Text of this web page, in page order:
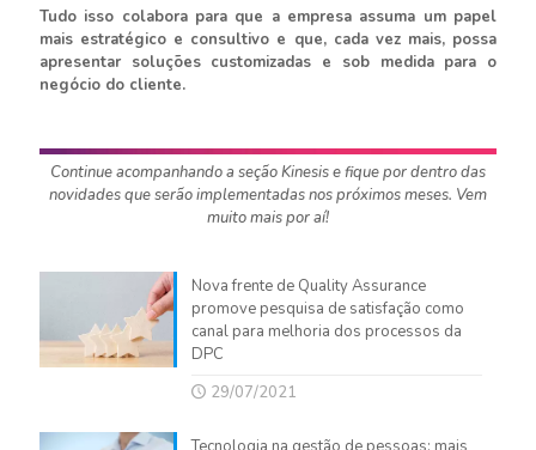
Tudo isso colabora para que a empresa assuma um papel
mais estratégico e consultivo e que, cada vez mais, possa
apresentar soluções customizadas e sob medida para o
negócio do cliente.
Continue acompanhando a seção Kinesis e fique por dentro das
novidades que serão implementadas nos próximos meses. Vem
muito mais por aí!
Nova frente de Quality Assurance
promove pesquisa de satisfação como
canal para melhoria dos processos da
DPC
29/07/2021